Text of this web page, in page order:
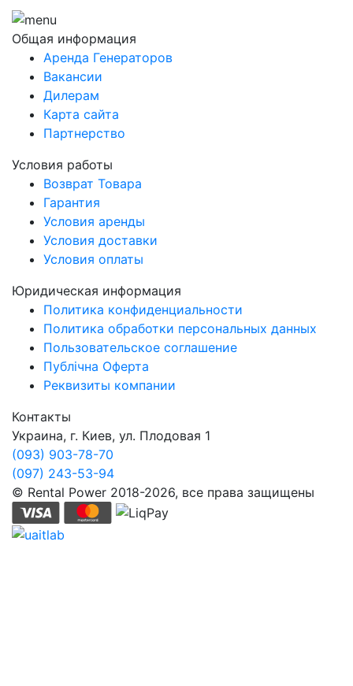
Общая информация
Аренда Генераторов
Вакансии
Дилерам
Карта сайта
Партнерство
Условия работы
Возврат Товара
Гарантия
Условия аренды
Условия доставки
Условия оплаты
Юридическая информация
Политика конфиденциальности
Политика обработки персональных данных
Пользовательское соглашение
Публічна Оферта
Реквизиты компании
Контакты
Украина, г. Киев, ул. Плодовая 1
(093) 903-78-70
(097) 243-53-94
© Rental Power 2018-2026, все права защищены